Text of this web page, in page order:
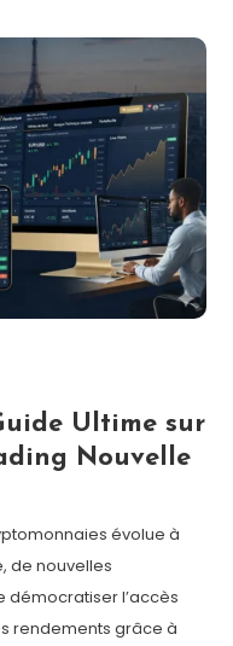
Ultime sur
Nouvelle
évolue à
de nouvelles
l’accès
rendements grâce à